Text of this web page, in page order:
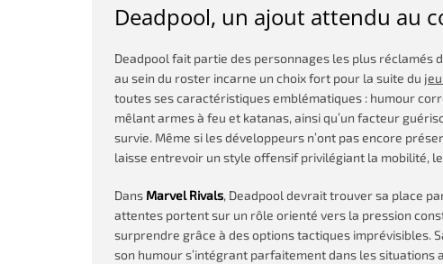
Deadpool, un ajout attendu au
Deadpool fait partie des personnages les plus réclamés
au sein du roster incarne un choix fort pour la suite du
toutes ses caractéristiques emblématiques : humour
mêlant armes à feu et katanas, ainsi qu’un facteur
survie. Même si les développeurs n’ont pas encore
laisse entrevoir un style offensif privilégiant la mobilité,
Dans Marvel Rivals, Deadpool devrait trouver sa place
attentes portent sur un rôle orienté vers la pression
surprendre grâce à des options tactiques imprévisibles.
son humour s’intégrant parfaitement dans les situations